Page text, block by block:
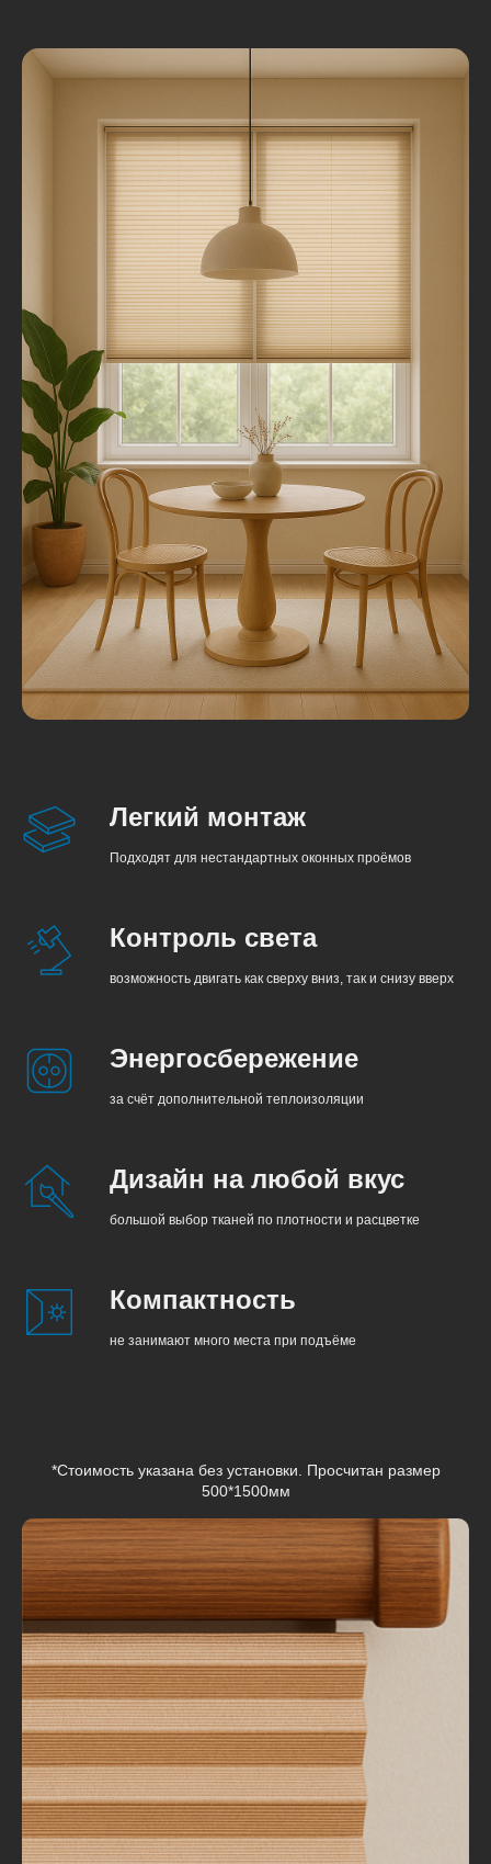
Легкий монтаж
Подходят для нестандартных оконных проёмов
Контроль света
возможность двигать как сверху вниз, так и снизу вверх
Энергосбережение
за счёт дополнительной теплоизоляции
Дизайн на любой вкус
большой выбор тканей по плотности и расцветке
Компактность
не занимают много места при подъёме
*Стоимость указана без установки. Просчитан размер
500*1500мм